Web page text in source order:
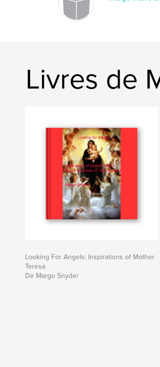
Livres de
Looking For Angels: Inspirations of Mother
Teresa
De Margo Snyder